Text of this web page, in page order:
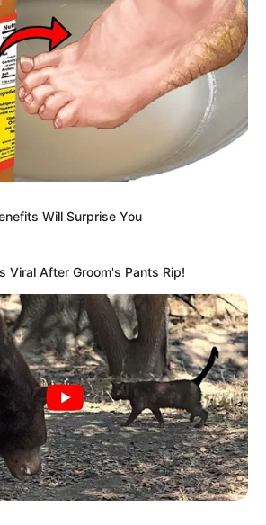
Will Surprise You
Viral After Groom's Pants Rip!